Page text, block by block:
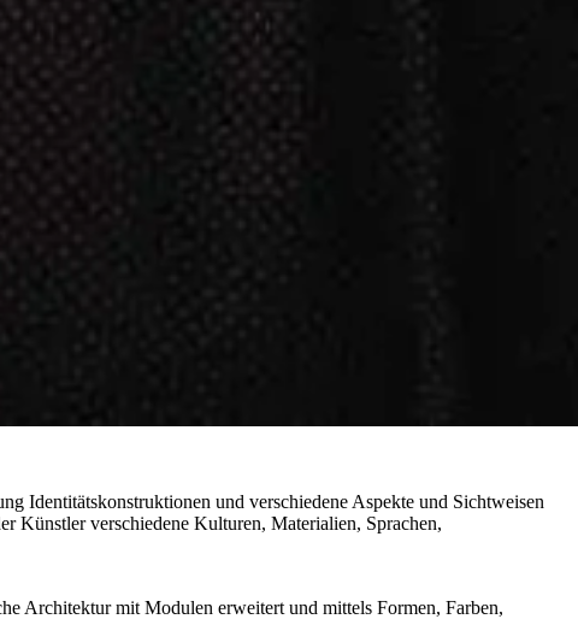
Identitätskonstruktionen und verschiedene Aspekte und Sichtweisen
Künstler verschiedene Kulturen, Materialien, Sprachen,
Architektur mit Modulen erweitert und mittels Formen, Farben,